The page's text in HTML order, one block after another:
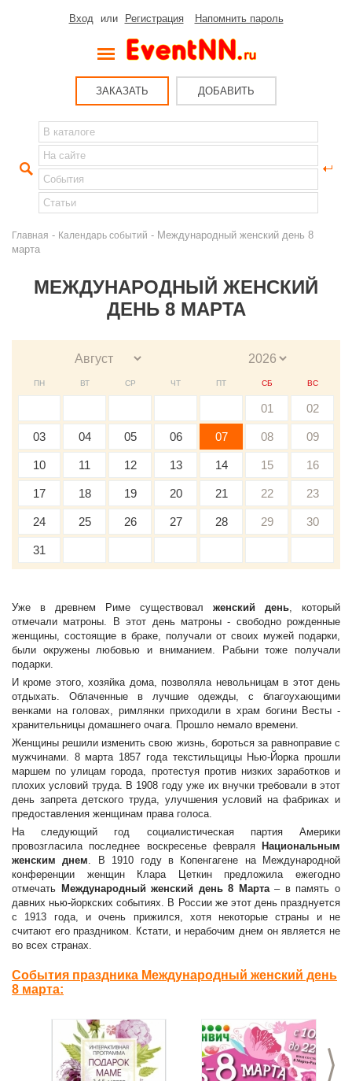
Вход или Регистрация Напомнить пароль
ЗАКАЗАТЬ ДОБАВИТЬ
Главная - Календарь событий - Международный женский день 8
марта
МЕЖДУНАРОДНЫЙ ЖЕНСКИЙ
ДЕНЬ 8 МАРТА
ПН ВТ СР ЧТ ПТ СБ ВС
01 02
03 04 05 06 07 08 09
10 11 12 13 14 15 16
17 18 19 20 21 22 23
24 25 26 27 28 29 30
31
Уже в древнем Риме существовал женский день, который
отмечали матроны. В этот день матроны - свободно рожденные
женщины, состоящие в браке, получали от своих мужей подарки,
были окружены любовью и вниманием. Рабыни тоже получали
подарки.
И кроме этого, хозяйка дома, позволяла невольницам в этот день
отдыхать. Облаченные в лучшие одежды, с благоухающими
венками на головах, римлянки приходили в храм богини Весты -
хранительницы домашнего очага. Прошло немало времени.
Женщины решили изменить свою жизнь, бороться за равноправие с
мужчинами. 8 марта 1857 года текстильщицы Нью-Йорка прошли
маршем по улицам города, протестуя против низких заработков и
плохих условий труда. В 1908 году уже их внучки требовали в этот
день запрета детского труда, улучшения условий на фабриках и
предоставления женщинам права голоса.
На следующий год социалистическая партия Америки
провозгласила последнее воскресенье февраля
Национальным
женским днем. В 1910 году в Копенгагене на Международной
конференции женщин Клара Цеткин предложила ежегодно
отмечать Международный женский день 8 Марта– в память о
давних нью-йоркских событиях. В России же этот день празднуется
с 1913 года, и очень прижился, хотя некоторые страны и не
считают его праздником. Кстати, и нерабочим днем он является не
во всех странах.
События праздника Международный женский день
8 марта:
>